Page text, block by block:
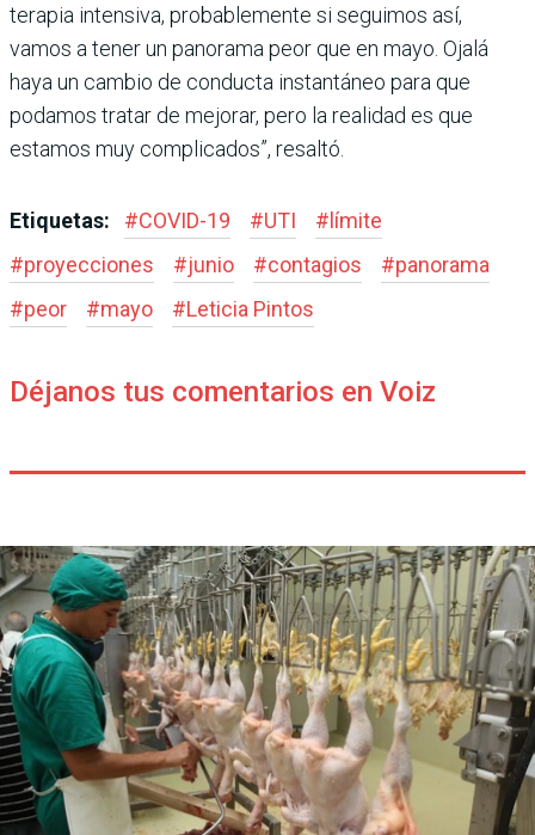
terapia intensiva, probablemente si seguimos así,
vamos a tener un panorama peor que en mayo. Ojalá
haya un cambio de conducta instantáneo para que
podamos tratar de mejorar, pero la realidad es que
estamos muy complicados”, resaltó.
Etiquetas: #COVID-19 #UTI # límite
#proyecciones #junio #contagios #panorama
#peor #mayo #Leticia Pintos
Déjanos tus comentarios en Voiz